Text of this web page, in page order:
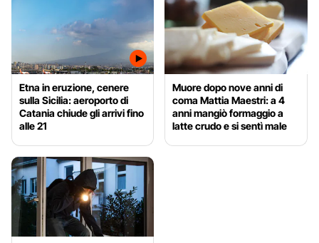
Etna in eruzione, cenere
sulla Sicilia: aeroporto di
Catania chiude gli arrivi fino
alle 21
Muore dopo nove anni di
coma Mattia Maestri: a 4
anni mangiò formaggio a
latte crudo e si sentì male